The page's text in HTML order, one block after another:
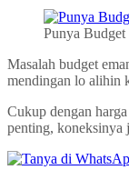
Punya Budget
Masalah budget
mendingan lo alihin
Cukup dengan
penting, koneksinya